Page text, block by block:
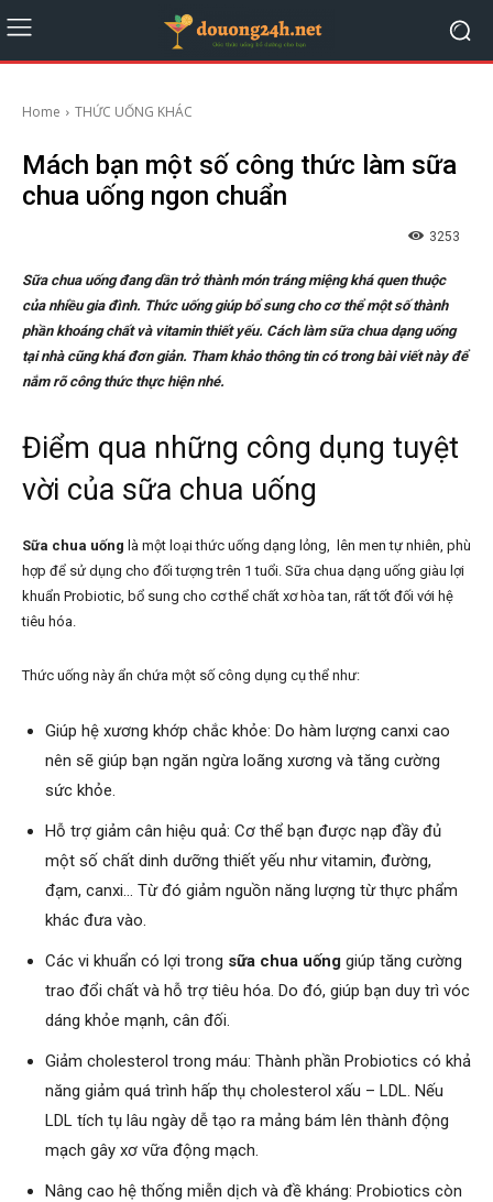
Home THỨC UỐNG KHÁC
Mách bạn một số công thức làm sữa
chua uống ngon chuẩn
3253
Sữa chua uống đang dần trở thành món tráng miệng khá quen thuộc
của nhiều gia đình. Thức uống giúp bổ sung cho cơ thể một số thành
phần khoáng chất và vitamin thiết yếu. Cách làm sữa chua dạng uống
tại nhà cũng khá đơn giản. Tham khảo thông tin có trong bài viết này để
nắm rõ công thức thực hiện nhé.
Điểm qua những công dụng tuyệt
vời của sữa chua uống
Sữa chua uống là một loại thức uống dạng lỏng, lên men tự nhiên, phù
hợp để sử dụng cho đối tượng trên 1 tuổi. Sữa chua dạng uống giàu lợi
khuẩn Probiotic, bổ sung cho cơ thể chất xơ hòa tan, rất tốt đối với hệ
tiêu hóa.
Thức uống này ẩn chứa một số công dụng cụ thể như:
Giúp hệ xương khớp chắc khỏe: Do hàm lượng canxi cao
nên sẽ giúp bạn ngăn ngừa loãng xương và tăng cường
sức khỏe.
Hỗ trợ giảm cân hiệu quả: Cơ thể bạn được nạp đầy đủ
một số chất dinh dưỡng thiết yếu như vitamin, đường,
đạm, canxi… Từ đó giảm nguồn năng lượng từ thực phẩm
khác đưa vào.
Các vi khuẩn có lợi trong sữa chua uống giúp tăng cường
trao đổi chất và hỗ trợ tiêu hóa. Do đó, giúp bạn duy trì vóc
dáng khỏe mạnh, cân đối.
Giảm cholesterol trong máu: Thành phần Probiotics có khả
năng giảm quá trình hấp thụ cholesterol xấu – LDL. Nếu
LDL tích tụ lâu ngày dễ tạo ra mảng bám lên thành động
mạch gây xơ vữa động mạch.
Nâng cao hệ thống miễn dịch và đề kháng: Probiotics còn